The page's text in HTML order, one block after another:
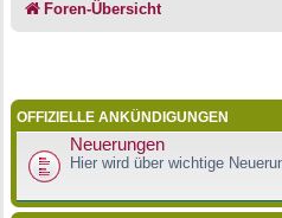
Foren-Übersicht
OFFIZIELLE ANKÜNDIGUNGEN
Neuerungen
Hier wird über wichtige